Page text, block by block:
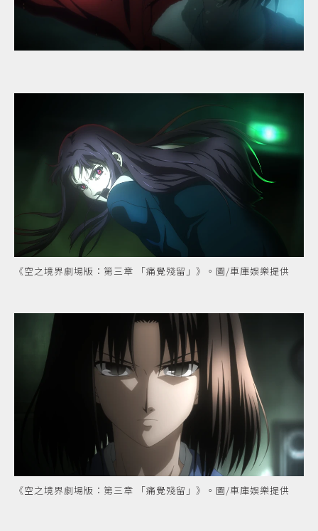
《空之境界劇場版：第三章 「痛覺殘留」》。圖/車庫娛樂提供
《空之境界劇場版：第三章 「痛覺殘留」》。圖/車庫娛樂提供